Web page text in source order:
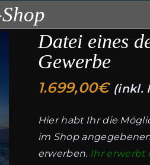
Datei eines
Gewerbe
1.699,00€ (inkl.
Hier habt Ihr die
im Shop
erwerben. Ihr erwerbt